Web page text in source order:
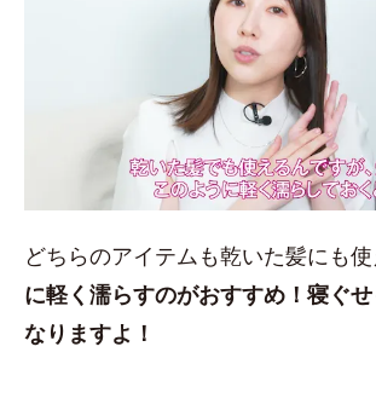
どちらのアイテムも乾いた髪にも使
に軽く濡らすのがおすすめ！寝ぐ
なりますよ！